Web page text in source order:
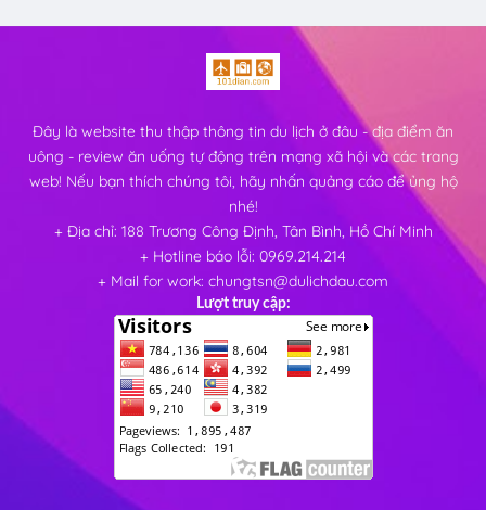
Đây là website thu thập thông tin du lịch ở đâu - địa điểm ăn
uông - review ăn uống tự động trên mạng xã hội và các trang
web! Nếu bạn thích chúng tôi, hãy nhấn quảng cáo để ủng hộ
nhé!
+ Địa chỉ: 188 Trương Công Định, Tân Bình, Hồ Chí Minh
+ Hotline báo lỗi: 0969.214.214
+ Mail for work: chungtsn@dulichdau.com
Lượt truy cập: